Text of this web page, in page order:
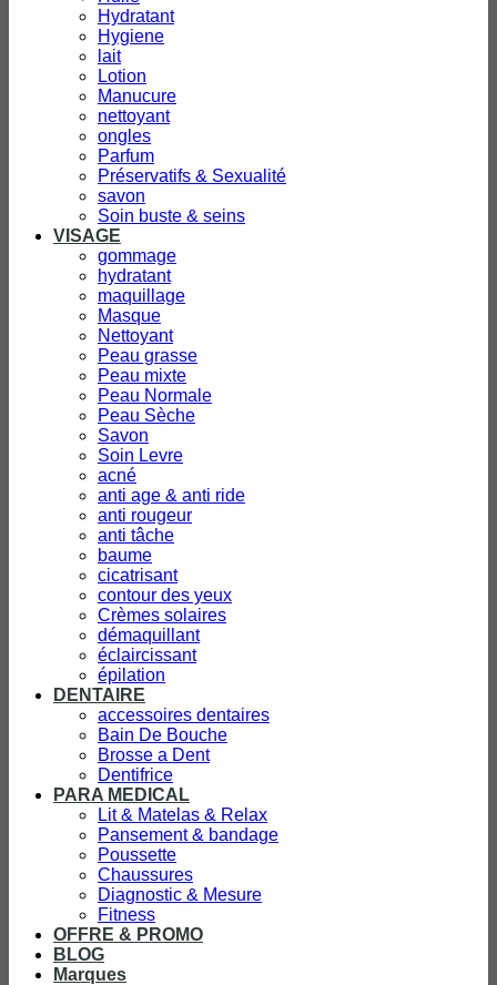
Hydratant
Hygiene
lait
Lotion
Manucure
nettoyant
ongles
Parfum
Préservatifs & Sexualité
savon
Soin buste & seins
VISAGE
gommage
hydratant
maquillage
Masque
Nettoyant
Peau grasse
Peau mixte
Peau Normale
Peau Sèche
Savon
Soin Levre
acné
anti age & anti ride
anti rougeur
anti tâche
baume
cicatrisant
contour des yeux
Crèmes solaires
démaquillant
éclaircissant
épilation
DENTAIRE
accessoires dentaires
Bain De Bouche
Brosse a Dent
Dentifrice
PARA MEDICAL
Lit & Matelas & Relax
Pansement & bandage
Poussette
Chaussures
Diagnostic & Mesure
Fitness
OFFRE & PROMO
BLOG
Marques